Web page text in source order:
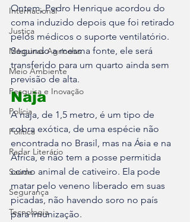
Internacional
Justiça
Máquinas Agrícolas
Meio Ambiente
Pesquisa e Inovação
Polícia
Política
Radar Literário
Saúde
Segurança
Tecnologia
Ontem, Pedro Henrique acordou do
coma induzido depois que foi retirado
pelos médicos o suporte ventilatório.
Segundo a mesma fonte, ele será
transferido para um quarto ainda sem
previsão de alta.
Naja
A naja, de 1,5 metro, é um tipo de
cobra exótica, de uma espécie não
encontrada no Brasil, mas na Ásia e na
África, e não tem a posse permitida
como animal de cativeiro. Ela pode
matar pelo veneno liberado em suas
picadas, não havendo soro no país
para imunização.